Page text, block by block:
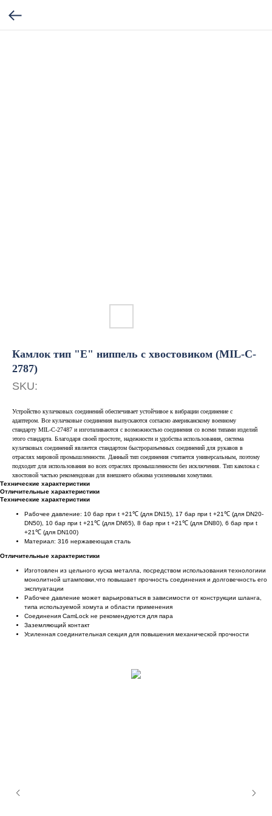
Камлок тип "E" ниппель с хвостовиком (MIL-C-
2787)
SKU:
Устройство кулачковых соединений обеспечивает устойчивое к вибрации соединение с
адаптером. Все кулачковые соединения выпускаются согласно американскому военному
стандарту MIL-C-27487 и изготаливаются с возможностью соединения со всеми типами изделий
этого стандарта. Благодаря своей простоте, надежности и удобства использования, система
кулачковых соединений является стандартом быстроразъемных соединений для рукавов в
отраслях мировой промышленности. Данный тип соединения считается универсальным, поэтому
подходит для использования во всех отраслях промышленности без исключения. Тип камлока с
хвостовой частью рекомендован для внешнего обжима усиленными хомутами.
Технические характеристики
Отличительные характеристики
Технические характеристики
Рабочее давление: 10 бар при t +21℃ (для DN15), 17 бар при t +21℃ (для DN20-
DN50), 10 бар при t +21℃ (для DN65), 8 бар при t +21℃ (для DN80), 6 бар при t
+21℃ (для DN100)
Материал: 316 нержавеющая сталь
Отличительные характеристики
Изготовлен из цельного куска металла, посредством использования технологиии
монолитной штамповки,что повышает прочность соединения и долговечность его
эксплуатации
Рабочее давление может варьироваться в зависимости от конструкции шланга,
типа используемой хомута и области применения
Соединения CamLock не рекомендуются для пара
Заземляющий контакт
Усиленная соединительная секция для повышения механической прочности